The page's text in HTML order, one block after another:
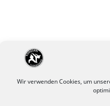
Wir verwenden Cookies, um